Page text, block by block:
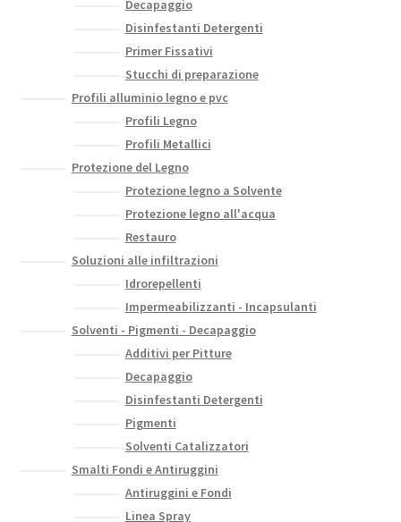
Decapaggio
Disinfestanti Detergenti
Primer Fissativi
Stucchi di preparazione
Profili alluminio legno e pvc
Profili Legno
Profili Metallici
Protezione del Legno
Protezione legno a Solvente
Protezione legno all'acqua
Restauro
Soluzioni alle infiltrazioni
Idrorepellenti
Impermeabilizzanti - Incapsulanti
Solventi - Pigmenti - Decapaggio
Additivi per Pitture
Decapaggio
Disinfestanti Detergenti
Pigmenti
Solventi Catalizzatori
Smalti Fondi e Antiruggini
Antiruggini e Fondi
Linea Spray